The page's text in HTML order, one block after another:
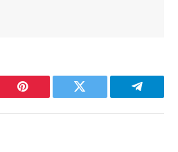
Pinterest Twitter